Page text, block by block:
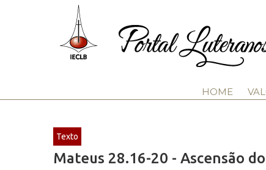
HOME
Texto
Mateus 28.16-20 - Ascensão